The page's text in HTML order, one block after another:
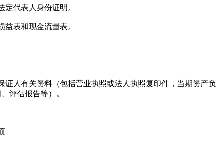
代表人身份证明。
表和现金流量表。
人有关资料（包括营业执照或法人执照复印件，当期资产
评估报告等）。